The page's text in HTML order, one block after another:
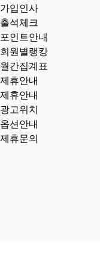
가입인사
출석체크
포인트안내
회원별랭킹
월간집계표
제휴안내
제휴안내
광고위치
옵션안내
제휴문의